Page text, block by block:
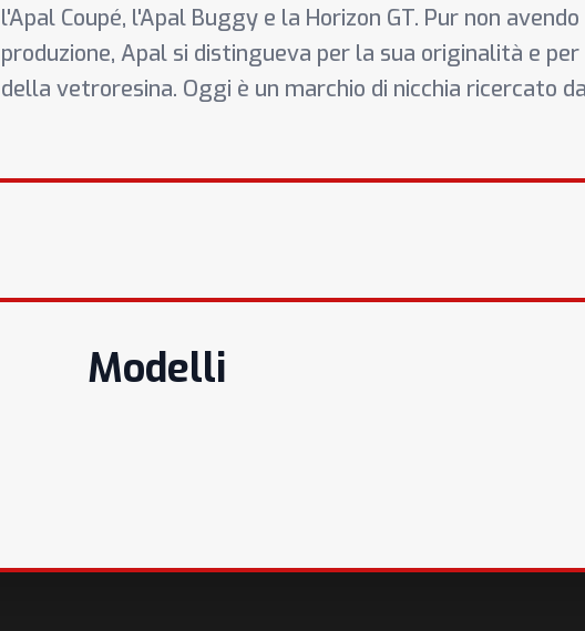
l'Apal Coupé, l'Apal Buggy e la Horizon GT. Pur non
produzione, Apal si distingueva per la sua originalità e
della vetroresina. Oggi è un marchio di nicchia ricercato
Modelli